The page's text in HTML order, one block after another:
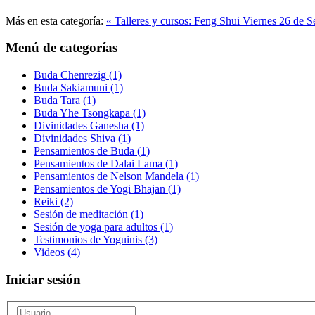
Más en esta categoría: « Talleres y cursos: Feng Shui Viernes 26 de
Menú de categorías
Buda Chenrezig (1)
Buda Sakiamuni (1)
Buda Tara (1)
Buda Yhe Tsongkapa (1)
Divinidades Ganesha (1)
Divinidades Shiva (1)
Pensamientos de Buda (1)
Pensamientos de Dalai Lama (1)
Pensamientos de Nelson Mandela (1)
Pensamientos de Yogi Bhajan (1)
Reiki (2)
Sesión de meditación (1)
Sesión de yoga para adultos (1)
Testimonios de Yoguinis (3)
Videos (4)
Iniciar sesión